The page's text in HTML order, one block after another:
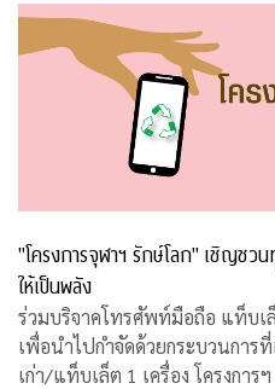
"โครงการจุฬาฯ รักษ์โลก" เชิญชว
ให้เป็นพลัง
ร่วมบริจาคโทรศัพท์มือถือ แท็บเ
เพื่อนำไปกำจัดด้วยกระบวนการที่เ
เก่า/แท็บเล็ต 1 เครื่อง โครงกา